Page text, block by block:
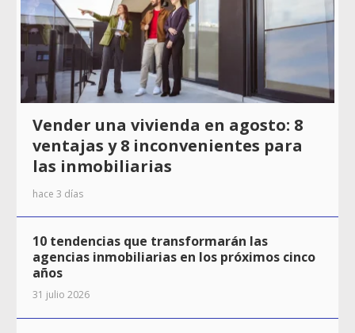
Vender una vivienda en agosto: 8
ventajas y 8 inconvenientes para
las inmobiliarias
hace 3 días
10 tendencias que transformarán las
agencias inmobiliarias en los próximos cinco
años
31 julio 2026